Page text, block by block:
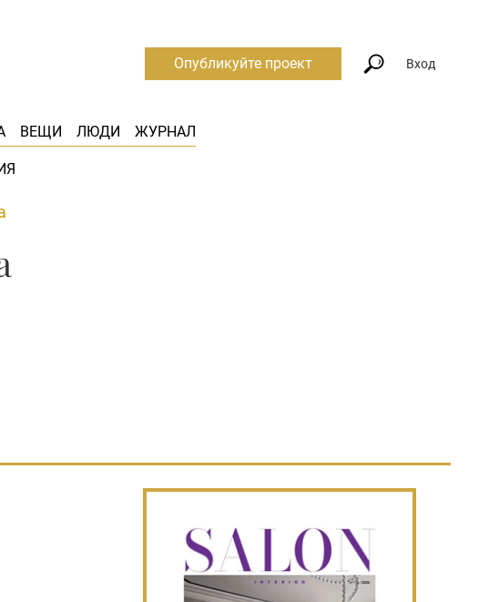
ВЕЩИ ЛЮДИ ЖУРНАЛ
Опубликуйте проект Вход